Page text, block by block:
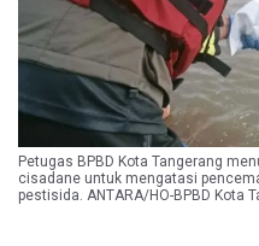
Petugas BPBD Kota Tangerang
cisadane untuk mengatasi
pestisida. ANTARA/HO-BPBD Kota